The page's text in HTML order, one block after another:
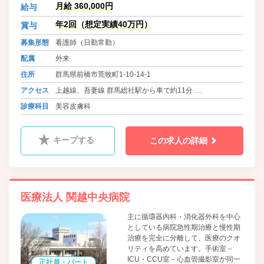
えています。 美容未経験の方でもや
お待ちしております。
給与 月給 360,000円
賞与 年2回（想定実績40万円）
募集形態
看護師（日勤常勤）
配属
外来
住所
群馬県前橋市荒牧町1-10-14-1
アクセス
上越線、吾妻線 群馬総社駅から車で約11分
上毛線 中央前橋駅から車で約14分
診療科目 美容皮膚科
キープする この求人の詳細
医療法人 関越中央病院
正社員・パート
主に循環器内科・消化器外科を中心
としている病院急性期治療と慢性期
治療を完全に分離して、医療のクオ
リティを高めています。手術室－
ICU・CCU室－心血管撮影室が同一